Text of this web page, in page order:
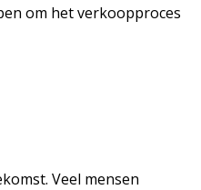
om het verkoopproces
Veel mensen